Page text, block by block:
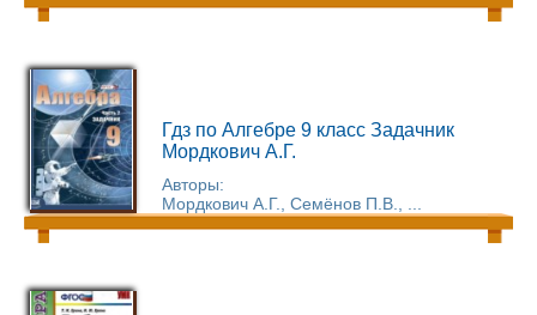
Гдз по Алгебре 9 класс Задачник
Мордкович А.Г.
Авторы:
Мордкович А.Г., Семёнов П.В., ...